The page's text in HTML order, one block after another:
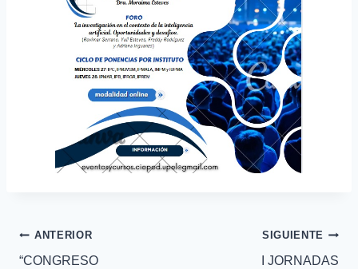
ANTERIOR
“CONGRESO
SIGUIENTE
I JORNADAS